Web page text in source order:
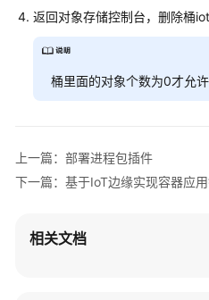
缘
应
创
义
应
部
返回对象存储控制台，删除桶
桶里面的对象个数为0才允许
上一篇：部署进程包插件
下一篇：基于IoT边缘实现容器应
相关文档